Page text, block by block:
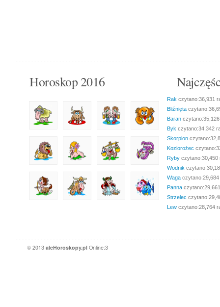
Horoskop 2016
Rak czytano:36,931
Bliźnięta
Baran
Byk czytano:34,342
Skorpion
Koziorożec
Ryby czytano:30,450
Wodnik
Waga
Panna
Strzelec
Lew czytano:28,764
© 2013 aleHoroskopy.pl Online:3